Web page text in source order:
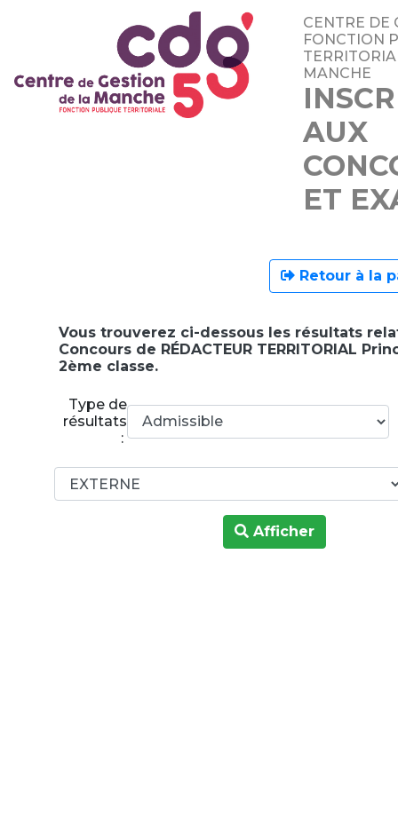
CENTRE DE
FONCTION
MANCHE
AUX
ET
Retour à la
Vous trouverez ci-dessous les résultats
Concours de RÉDACTEUR TERRITORIAL
2ème classe.
Type de
résultats
:
Afficher